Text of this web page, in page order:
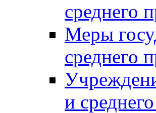
среднего
Меры
среднего
и